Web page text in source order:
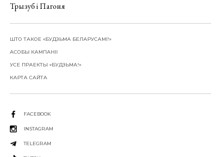
Трызуб і Пагоня
ШТО ТАКОЕ «БУДЗЬМА БЕЛАРУСАМІ!»
АСОБЫ КАМПАНІІ
УСЕ ПРАЕКТЫ «БУДЗЬМА!»
КАРТА САЙТА
FACEBOOK
INSTAGRAM
TELEGRAM